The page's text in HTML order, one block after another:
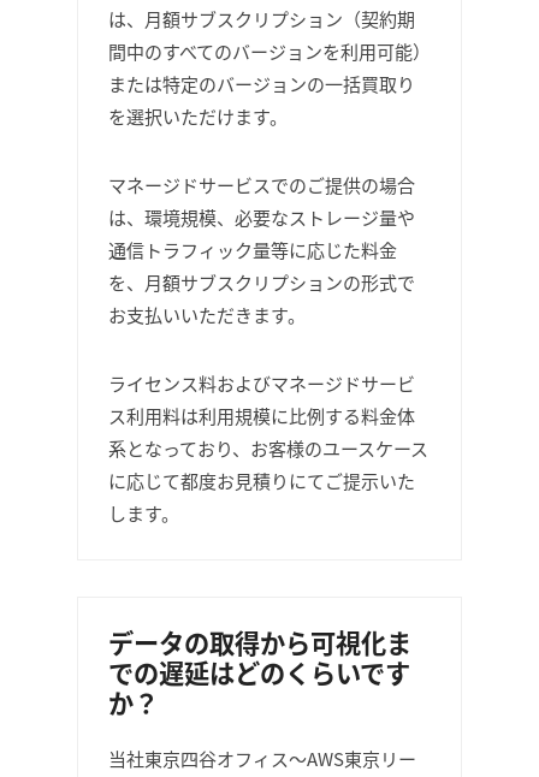
は、月額サブスクリプション（契約期
間中のすべてのバージョンを利用可能）
または特定のバージョンの一括買取り
を選択いただけます。
マネージドサービスでのご提供の場合
は、環境規模、必要なストレージ量や
通信トラフィック量等に応じた料金
を、月額サブスクリプションの形式で
お支払いいただきます。
ライセンス料およびマネージドサービ
ス利用料は利用規模に比例する料金体
系となっており、お客様のユースケース
に応じて都度お見積りにてご提示いた
します。
データの取得から可視化ま
での遅延はどのくらいです
か？
当社東京四谷オフィス〜AWS東京リー